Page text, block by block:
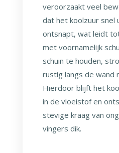
veroorzaakt veel
dat het koolzuur snel
ontsnapt, wat leidt
met voornamelijk
schuin te houden,
rustig langs de wand
Hierdoor blijft het
in de vloeistof en
stevige kraag van
vingers dik.